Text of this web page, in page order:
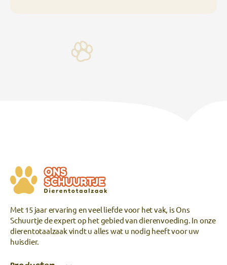
Met 15 jaar ervaring en veel liefde voor het vak, is Ons
Schuurtje de expert op het gebied van dierenvoeding. In onze
dierentotaalzaak vindt u alles wat u nodig heeft voor uw
huisdier.